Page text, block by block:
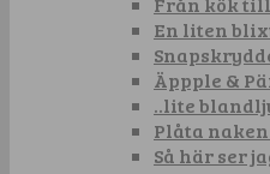
En liten
Äppple &
..lite
Plåta
Så här ser